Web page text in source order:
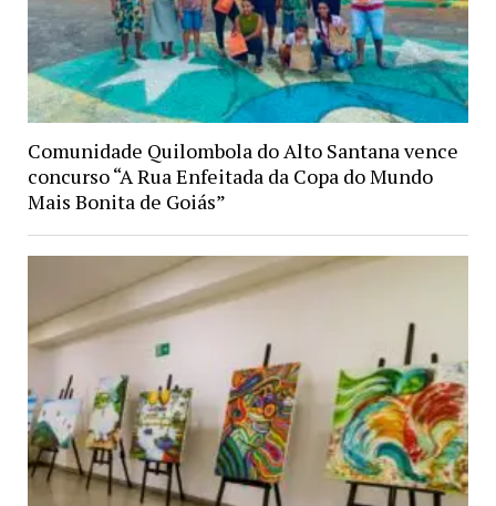
Comunidade Quilombola do Alto Santana vence
concurso “A Rua Enfeitada da Copa do Mundo
Mais Bonita de Goiás”